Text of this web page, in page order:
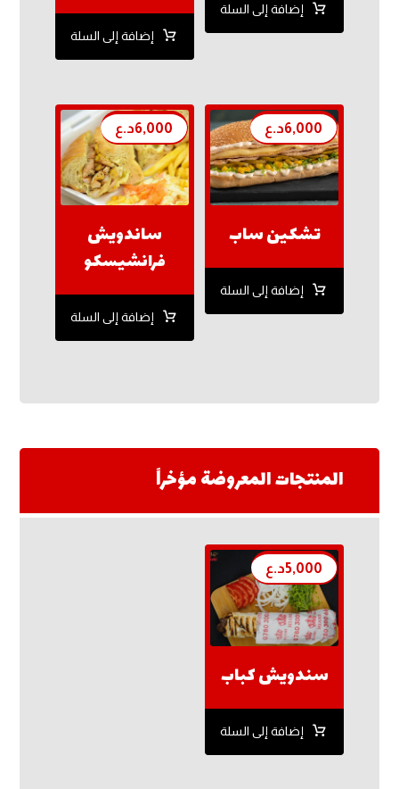
إضافة إلى السلة
إضافة إلى السلة
تشكين ساب
6,000د.ع
إضافة إلى السلة
ساندويش
فرانشيسكو
6,000د.ع
إضافة إلى السلة
المنتجات المعروضة مؤخراً
سندويش كباب
5,000د.ع
إضافة إلى السلة